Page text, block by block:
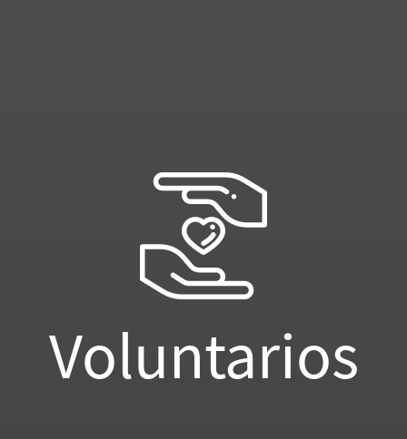
Voluntarios